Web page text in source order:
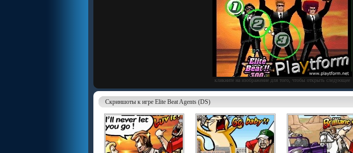
кликните на изображение для того, чтобы открыть следующее
Скриншоты к игре Elite Beat Agents (DS)